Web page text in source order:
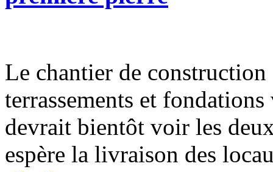
Le chantier de
terrassements et
devrait bientôt voir les
espère la livraison des